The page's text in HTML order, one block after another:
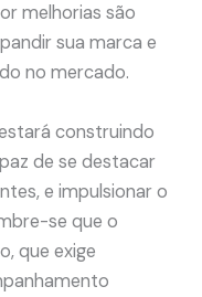
melhorias são
sua marca e
no mercado.
construindo
de se destacar
e impulsionar o
se que o
que exige